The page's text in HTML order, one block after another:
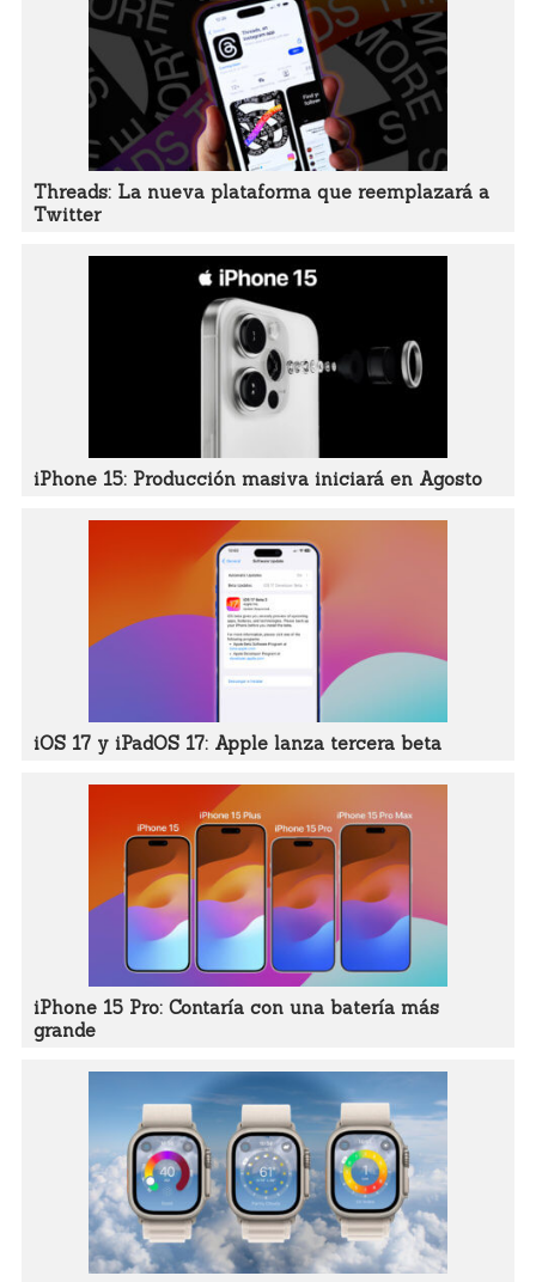
Threads: La nueva plataforma que reemplazará a
Twitter
iPhone 15: Producción masiva iniciará en Agosto
iOS 17 y iPadOS 17: Apple lanza tercera beta
iPhone 15 Pro: Contaría con una batería más
grande